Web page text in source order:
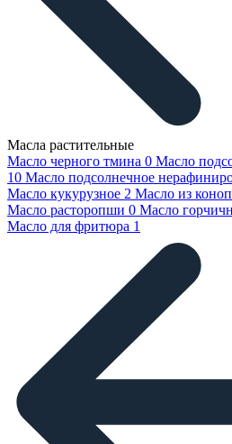
Масла растительные
Масло черного тмина 0 Масло
10 Масло подсолнечное
Масло кукурузное 2 Масло из
Масло расторопши 0 Масло
Масло для фритюра 1